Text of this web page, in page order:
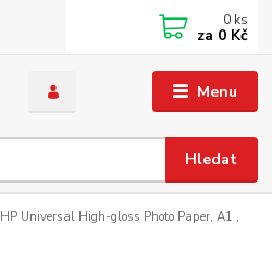
Menu
Hledat
0 ks
za 0 Kč
HP Universal High-gloss Photo Paper, A1 ,